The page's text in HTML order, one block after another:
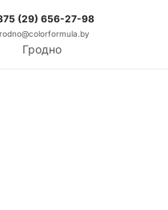
(29) 656-27-98
Гродно